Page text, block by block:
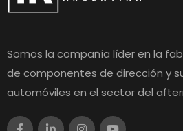
Somos la compañía líder en la
de componentes de dirección y
automóviles en el sector del